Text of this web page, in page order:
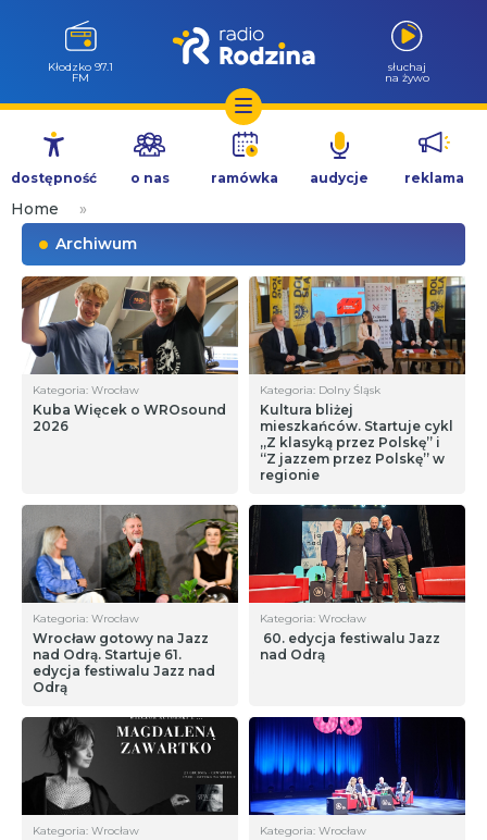
Przejdź
treści
Kłodzko 97.1
FM
słuchaj
na żywo
dostępność o nas ramówka audycje reklama
Home
»
Archiwum
Kategoria: Wrocław
Kuba Więcek o WROsound
2026
Kategoria: Dolny Śląsk
Kultura bliżej
mieszkańców. Startuje cykl
„Z klasyką przez Polskę” i
“Z jazzem przez Polskę” w
regionie
Kategoria: Wrocław
Wrocław gotowy na Jazz
nad Odrą. Startuje 61.
edycja festiwalu Jazz nad
Odrą
Kategoria: Wrocław
60. edycja festiwalu Jazz
nad Odrą
Kategoria: Wrocław Kategoria: Wrocław